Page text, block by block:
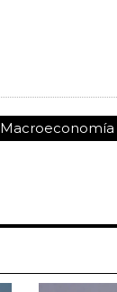
Macroeconomía